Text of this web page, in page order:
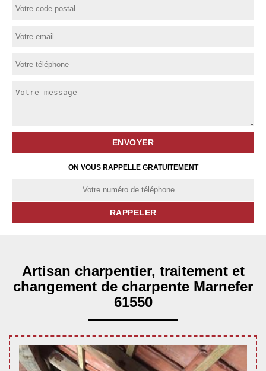
ON VOUS RAPPELLE GRATUITEMENT
Artisan charpentier, traitement et
changement de charpente Marnefer
61550